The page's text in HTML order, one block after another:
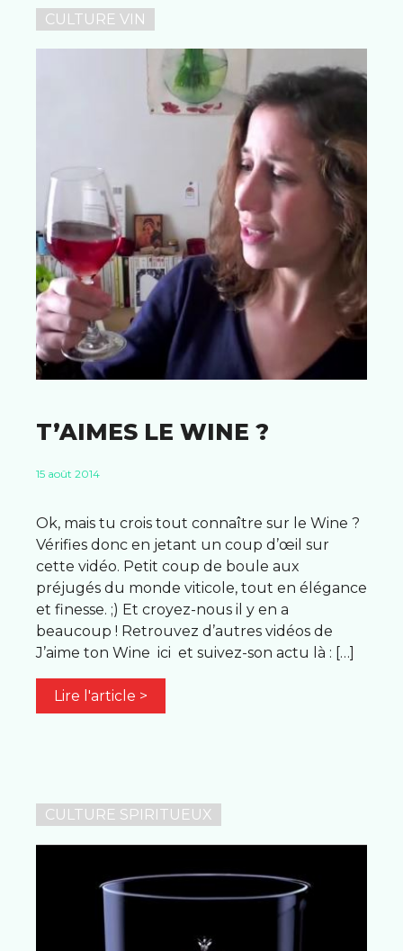
CULTURE VIN
T’AIMES LE WINE ?
15 août 2014
Ok, mais tu crois tout connaître sur le Wine ?
Vérifies donc en jetant un coup d’œil sur
cette vidéo. Petit coup de boule aux
préjugés du monde viticole, tout en élégance
et finesse. ;) Et croyez-nous il y en a
beaucoup ! Retrouvez d’autres vidéos de
J’aime ton Wine ici et suivez-son actu là : […]
Lire l'article >
CULTURE SPIRITUEUX